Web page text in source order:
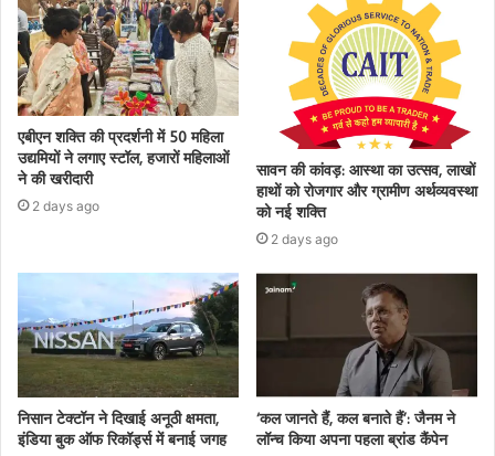
एबीएन शक्ति की प्रदर्शनी में 50 महिला
उद्यमियों ने लगाए स्टॉल, हजारों महिलाओं
ने की खरीदारी
2 days ago
सावन की कांवड़: आस्था का उत्सव, लाखों
हाथों को रोजगार और ग्रामीण अर्थव्यवस्था
को नई शक्ति
2 days ago
निसान टेक्टॉन ने दिखाई अनूठी क्षमता,
इंडिया बुक ऑफ रिकॉर्ड्स में बनाई जगह
‘कल जानते हैं, कल बनाते हैं’: जैनम ने
लॉन्च किया अपना पहला ब्रांड कैंपेन